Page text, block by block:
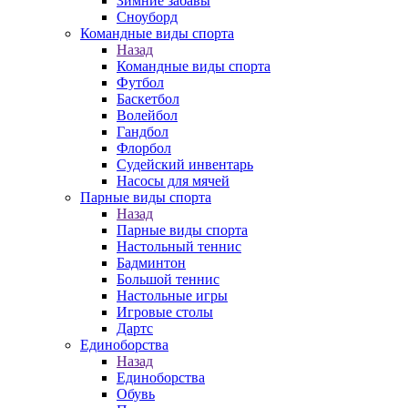
Сноуборд
Командные виды спорта
Назад
Командные виды спорта
Футбол
Баскетбол
Волейбол
Гандбол
Флорбол
Судейский инвентарь
Насосы для мячей
Парные виды спорта
Назад
Парные виды спорта
Настольный теннис
Бадминтон
Большой теннис
Настольные игры
Игровые столы
Дартс
Единоборства
Назад
Единоборства
Обувь